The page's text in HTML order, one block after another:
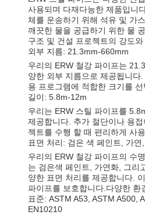
사용되며 다재다능한 제품입니
체를 운송하기 위해 석유 및 가
깨끗한 물을 공급하기 위한 물
구조 및 건설 프로젝트의 강도와
외부 지름: 21.3mm-660mm
우리의 ERW 철강 파이프는
양한 외부 지름으로 제공됩니다
용 프로그램에 적합한 크기를
길이: 5.8m-12m
우리는 ERW 스틸 파이프를
제공합니다. 추가 절단이나 용
젝트를 수행 할 때 편리하게 사
표면 처리: 검은 색 페인트, 가연
우리의 ERW 철강 파이프의 수
는 검은색 페인트, 가연화, 그리
양한 표면 처리를 제공합니다.
파이프를 보호합니다.다양한 환
표준: ASTM A53, ASTM A500,
EN10210